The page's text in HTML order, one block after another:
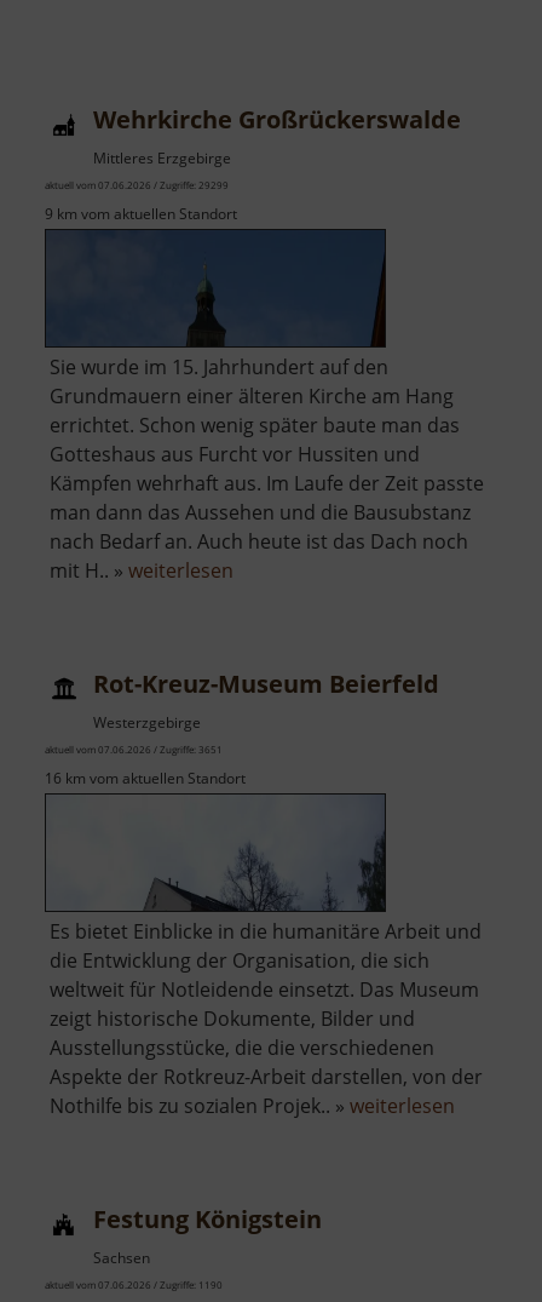
Wehrkirche Großrückerswalde
Mittleres Erzgebirge
aktuell vom 07.06.2026 / Zugriffe: 29299
9 km vom aktuellen Standort
Sie wurde im 15. Jahrhundert auf den
Grundmauern einer älteren Kirche am Hang
errichtet. Schon wenig später baute man das
Gotteshaus aus Furcht vor Hussiten und
Kämpfen wehrhaft aus. Im Laufe der Zeit passte
man dann das Aussehen und die Bausubstanz
nach Bedarf an. Auch heute ist das Dach noch
mit H.. » weiterlesen
Rot-Kreuz-Museum Beierfeld
Westerzgebirge
aktuell vom 07.06.2026 / Zugriffe: 3651
16 km vom aktuellen Standort
Es bietet Einblicke in die humanitäre Arbeit und
die Entwicklung der Organisation, die sich
weltweit für Notleidende einsetzt. Das Museum
zeigt historische Dokumente, Bilder und
Ausstellungsstücke, die die verschiedenen
Aspekte der Rotkreuz-Arbeit darstellen, von der
Nothilfe bis zu sozialen Projek.. » weiterlesen
Festung Königstein
Sachsen
aktuell vom 07.06.2026 / Zugriffe: 1190